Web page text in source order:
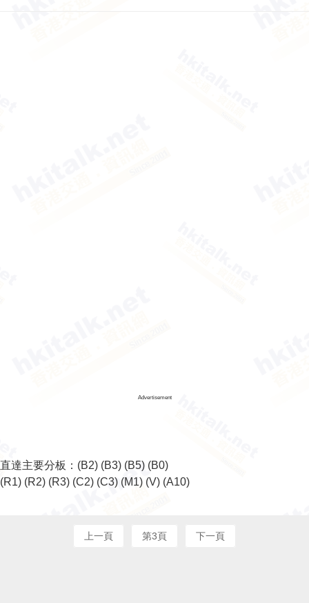
Advertisement
直達主要分板： (B2) (B3) (B5) (B0)
(R1) (R2) (R3) (C2) (C3) (M1) (V) (A10)
上一頁 第3頁 下一頁